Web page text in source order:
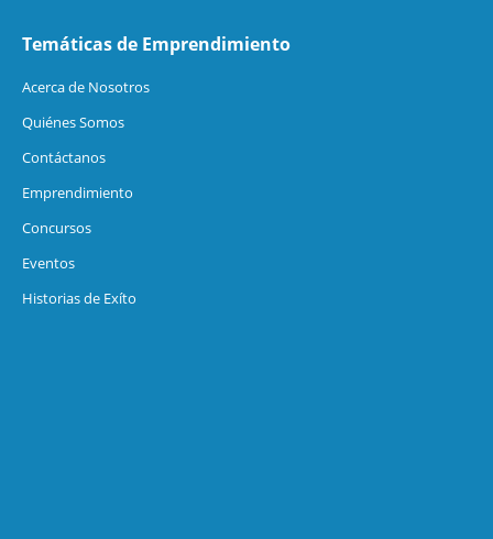
Temáticas de Emprendimiento
Acerca de Nosotros
Quiénes Somos
Contáctanos
Emprendimiento
Concursos
Eventos
Historias de Exíto